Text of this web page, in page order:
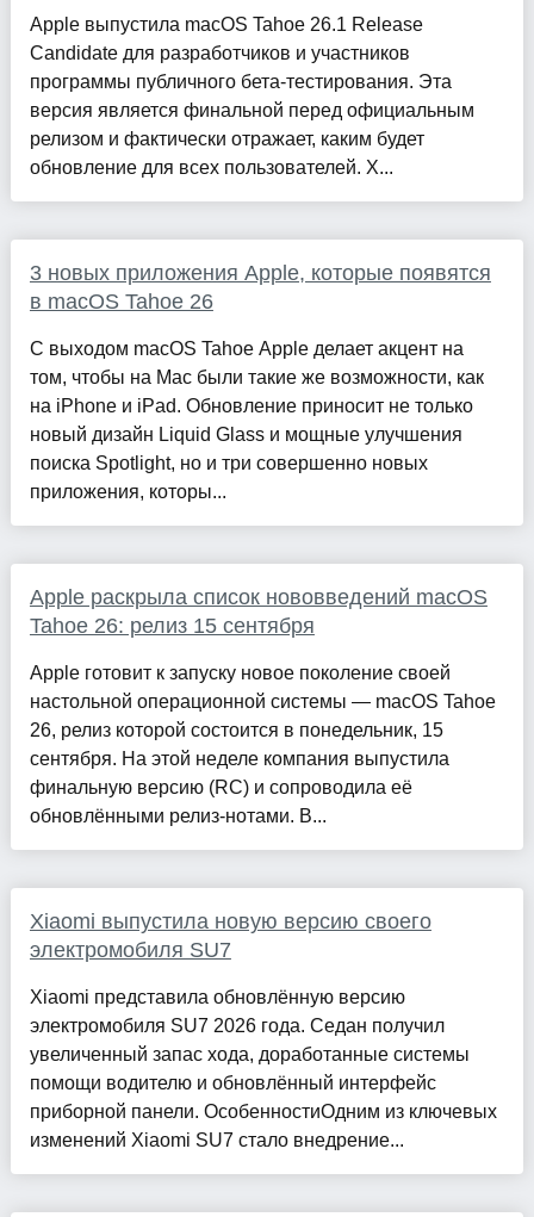
Apple выпустила macOS Tahoe 26.1 Release
Candidate для разработчиков и участников
программы публичного бета-тестирования. Эта
версия является финальной перед официальным
релизом и фактически отражает, каким будет
обновление для всех пользователей. Х...
3 новых приложения Apple, которые появятся
в macOS Tahoe 26
С выходом macOS Tahoe Apple делает акцент на
том, чтобы на Mac были такие же возможности, как
на iPhone и iPad. Обновление приносит не только
новый дизайн Liquid Glass и мощные улучшения
поиска Spotlight, но и три совершенно новых
приложения, которы...
Apple раскрыла список нововведений macOS
Tahoe 26: релиз 15 сентября
Apple готовит к запуску новое поколение своей
настольной операционной системы — macOS Tahoe
26, релиз которой состоится в понедельник, 15
сентября. На этой неделе компания выпустила
финальную версию (RC) и сопроводила её
обновлёнными релиз-нотами. В...
Xiaomi выпустила новую версию своего
электромобиля SU7
Xiaomi представила обновлённую версию
электромобиля SU7 2026 года. Седан получил
увеличенный запас хода, доработанные системы
помощи водителю и обновлённый интерфейс
приборной панели. ОсобенностиОдним из ключевых
изменений Xiaomi SU7 стало внедрение...